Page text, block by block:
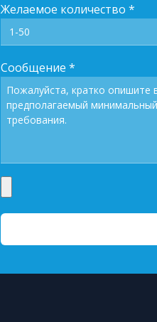
Желаемое количество *
Сообщение *